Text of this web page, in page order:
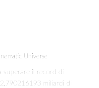
Universe
superare il record di
miliardi di